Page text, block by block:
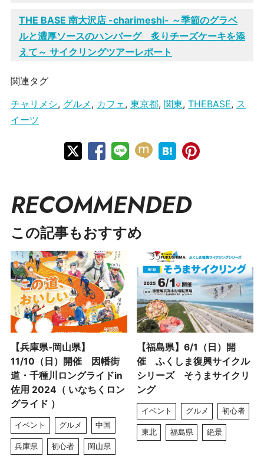
THE BASE 南大沢店 -charimeshi- ～季節のグラベ
ルと濃厚ソースのハンバーグ 炙りチーズケーキを添
えて～ サイクリングツアーレポート
関連タグ
チャリメシ, グルメ , カフェ, 東京都, 関東, THEBASE, ス
イーツ
RECOMMENDED
この記事もおすすめ
【兵庫県-岡山県】
11/10（日）開催 因幡街
道・千種川ロングライドin
佐用 2024（ いなちくロン
グライド ）
イベント グルメ 中国
兵庫県 初心者 岡山県
【福島県】6/1（日）開
催 ふくしま復興サイクル
シリーズ そうまサイクリ
ング
イベント グルメ 初心者
東北 福島県 絶景